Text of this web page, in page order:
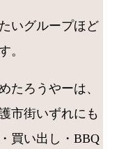
いグループほど
。
たろうやーは、
市街いずれにも
買い出し・BBQ